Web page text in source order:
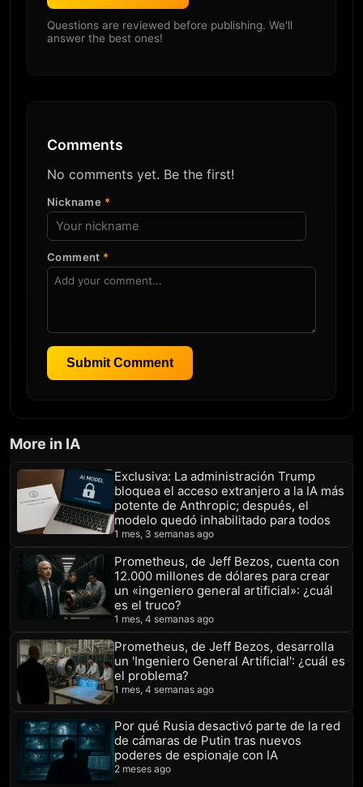
Questions are reviewed before publishing. We'll
answer the best ones!
Comments
No comments yet. Be the first!
Nickname *
Comment *
Submit Comment
More in IA
Exclusiva: La administración Trump
bloquea el acceso extranjero a la IA más
potente de Anthropic; después, el
modelo quedó inhabilitado para todos
1 mes, 3 semanas ago
Prometheus, de Jeff Bezos, cuenta con
12.000 millones de dólares para crear
un «ingeniero general artificial»: ¿cuál
es el truco?
1 mes, 4 semanas ago
Prometheus, de Jeff Bezos, desarrolla
un 'Ingeniero General Artificial': ¿cuál es
el problema?
1 mes, 4 semanas ago
Por qué Rusia desactivó parte de la red
de cámaras de Putin tras nuevos
poderes de espionaje con IA
2 meses ago